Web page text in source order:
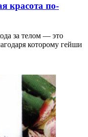
красота по-
за телом — это
которому гейши